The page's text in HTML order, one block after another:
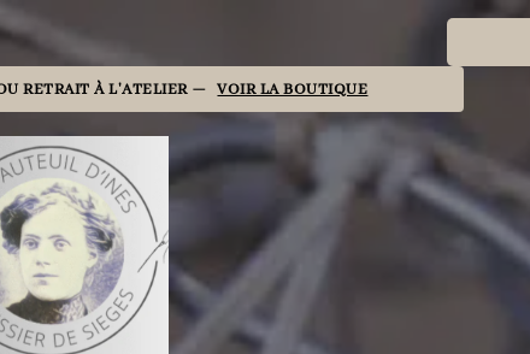
RETRAIT À L'ATELIER — VOIR LA BOUTIQUE